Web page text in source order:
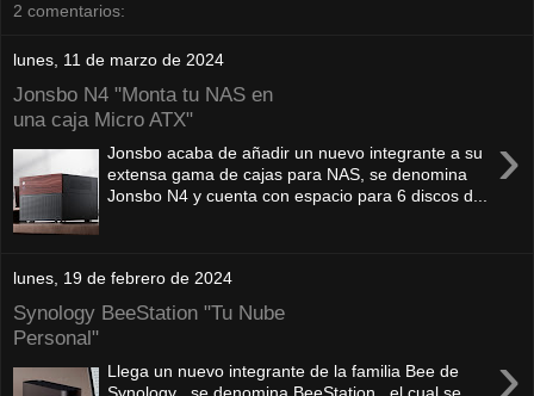
2 comentarios:
lunes, 11 de marzo de 2024
Jonsbo N4 "Monta tu NAS en
una caja Micro ATX"
›
Jonsbo acaba de añadir un nuevo integrante a su
extensa gama de cajas para NAS, se denomina
Jonsbo N4 y cuenta con espacio para 6 discos d...
lunes, 19 de febrero de 2024
Synology BeeStation "Tu Nube
Personal"
›
Llega un nuevo integrante de la familia Bee de